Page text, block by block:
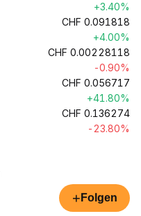
+3.40%
CHF 0.091818
+4.00%
CHF 0.00228118
-0.90%
CHF 0.056717
+41.80%
CHF 0.136274
-23.80%
+ Folgen